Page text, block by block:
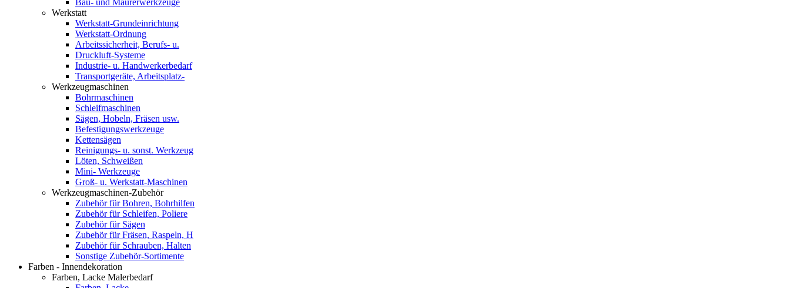
Bau- und Maurerwerkzeuge
Werkstatt
Werkstatt-Grundeinrichtung
Werkstatt-Ordnung
Arbeitssicherheit, Berufs- u.
Druckluft-Systeme
Industrie- u. Handwerkerbedarf
Transportgeräte, Arbeitsplatz-
Werkzeugmaschinen
Bohrmaschinen
Schleifmaschinen
Sägen, Hobeln, Fräsen usw.
Befestigungswerkzeuge
Kettensägen
Reinigungs- u. sonst. Werkzeug
Löten, Schweißen
Mini- Werkzeuge
Groß- u. Werkstatt-Maschinen
Werkzeugmaschinen-Zubehör
Zubehör für Bohren, Bohrhilfen
Zubehör für Schleifen, Poliere
Zubehör für Sägen
Zubehör für Fräsen, Raspeln, H
Zubehör für Schrauben, Halten
Sonstige Zubehör-Sortimente
Farben - Innendekoration
Farben, Lacke Malerbedarf